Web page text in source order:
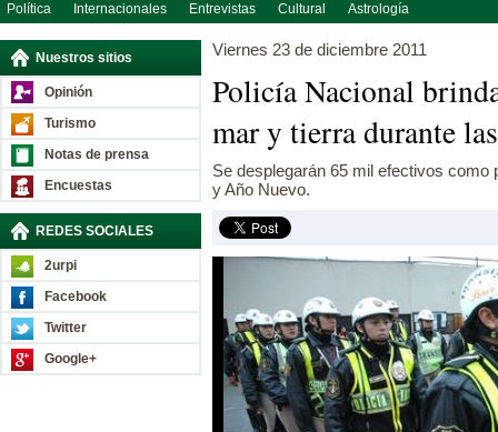
Política Internacionales Entrevistas Cultural Astrología
Nuestros sitios
Opinión
Turismo
Notas de prensa
Encuestas
REDES SOCIALES
2urpi
Facebook
Twitter
Google+
Viernes 23 de diciembre 2011
Policía Nacional
mar y tierra durante
Se desplegarán 65 mil efectivos como
y Año Nuevo.